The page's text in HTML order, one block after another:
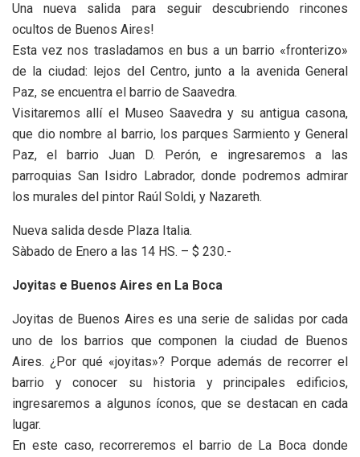
Una nueva salida para seguir descubriendo rincones
ocultos de Buenos Aires!
Esta vez nos trasladamos en bus a un barrio «fronterizo»
de la ciudad: lejos del Centro, junto a la avenida General
Paz, se encuentra el barrio de Saavedra.
Visitaremos allí el Museo Saavedra y su antigua casona,
que dio nombre al barrio, los parques Sarmiento y General
Paz, el barrio Juan D. Perón, e ingresaremos a las
parroquias San Isidro Labrador, donde podremos admirar
los murales del pintor Raúl Soldi, y Nazareth.
Nueva salida desde Plaza Italia.
Sàbado de Enero a las 14 HS. – $ 230.-
Joyitas e Buenos Aires en La Boca
Joyitas de Buenos Aires es una serie de salidas por cada
uno de los barrios que componen la ciudad de Buenos
Aires. ¿Por qué «joyitas»? Porque además de recorrer el
barrio y conocer su historia y principales edificios,
ingresaremos a algunos íconos, que se destacan en cada
lugar.
En este caso, recorreremos el barrio de La Boca donde